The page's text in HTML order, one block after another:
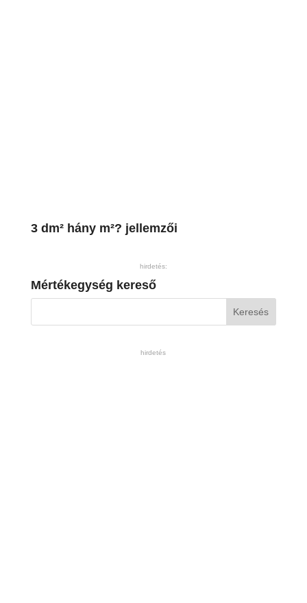
3 dm² hány m²? jellemzői
hirdetés:
Mértékegység kereső
hirdetés